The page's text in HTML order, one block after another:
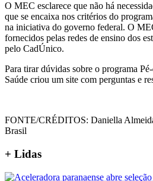
O MEC esclarece que não há
que se encaixa nos critérios do
na iniciativa do governo federal. O
fornecidos pelas redes de ensino dos
pelo CadÚnico.
Para tirar dúvidas sobre o programa
Saúde criou um site com perguntas e
FONTE/CRÉDITOS: Daniella
Brasil
+ Lidas